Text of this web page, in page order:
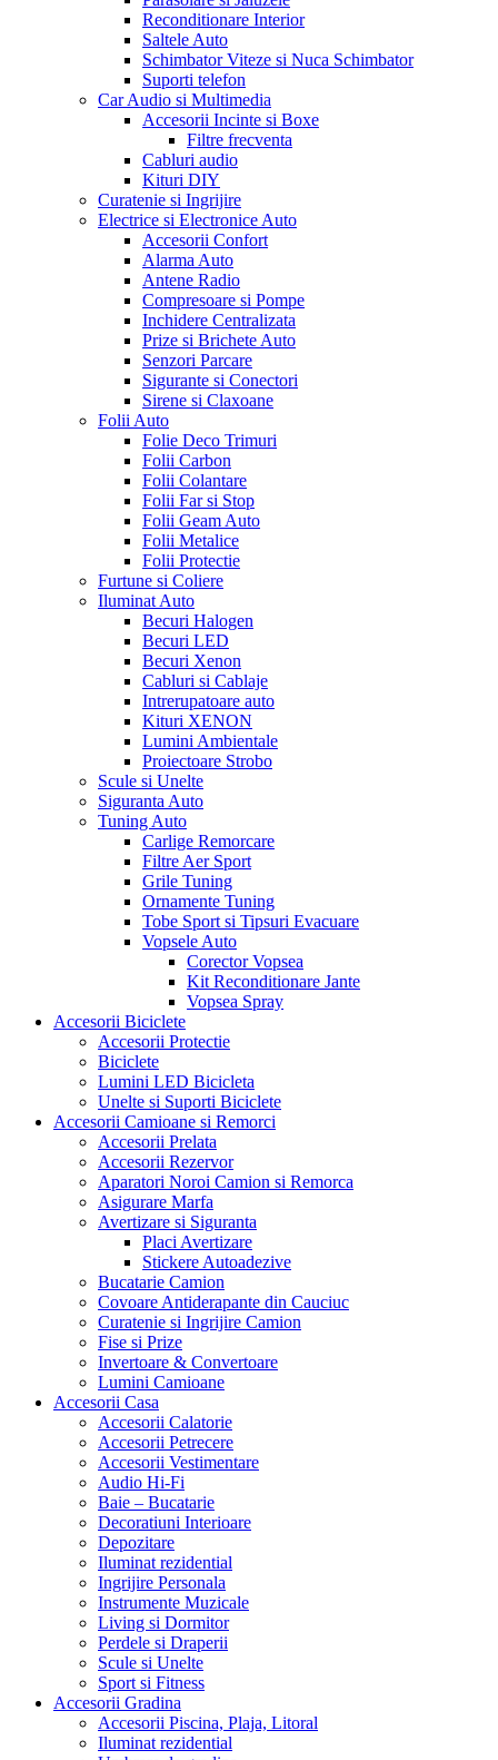
Reconditionare Interior
Saltele Auto
Schimbator Viteze si Nuca Schimbator
Suporti telefon
Car Audio si Multimedia
Accesorii Incinte si Boxe
Filtre frecventa
Cabluri audio
Kituri DIY
Curatenie si Ingrijire
Electrice si Electronice Auto
Accesorii Confort
Alarma Auto
Antene Radio
Compresoare si Pompe
Inchidere Centralizata
Prize si Brichete Auto
Senzori Parcare
Sigurante si Conectori
Sirene si Claxoane
Folii Auto
Folie Deco Trimuri
Folii Carbon
Folii Colantare
Folii Far si Stop
Folii Geam Auto
Folii Metalice
Folii Protectie
Furtune si Coliere
Iluminat Auto
Becuri Halogen
Becuri LED
Becuri Xenon
Cabluri si Cablaje
Intrerupatoare auto
Kituri XENON
Lumini Ambientale
Proiectoare Strobo
Scule si Unelte
Siguranta Auto
Tuning Auto
Carlige Remorcare
Filtre Aer Sport
Grile Tuning
Ornamente Tuning
Tobe Sport si Tipsuri Evacuare
Vopsele Auto
Corector Vopsea
Kit Reconditionare Jante
Vopsea Spray
Accesorii Biciclete
Accesorii Protectie
Biciclete
Lumini LED Bicicleta
Unelte si Suporti Biciclete
Accesorii Camioane si Remorci
Accesorii Prelata
Accesorii Rezervor
Aparatori Noroi Camion si Remorca
Asigurare Marfa
Avertizare si Siguranta
Placi Avertizare
Stickere Autoadezive
Bucatarie Camion
Covoare Antiderapante din Cauciuc
Curatenie si Ingrijire Camion
Fise si Prize
Invertoare & Convertoare
Lumini Camioane
Accesorii Casa
Accesorii Calatorie
Accesorii Petrecere
Accesorii Vestimentare
Audio Hi-Fi
Baie – Bucatarie
Decoratiuni Interioare
Depozitare
Iluminat rezidential
Ingrijire Personala
Instrumente Muzicale
Living si Dormitor
Perdele si Draperii
Scule si Unelte
Sport si Fitness
Accesorii Gradina
Accesorii Piscina, Plaja, Litoral
Iluminat rezidential